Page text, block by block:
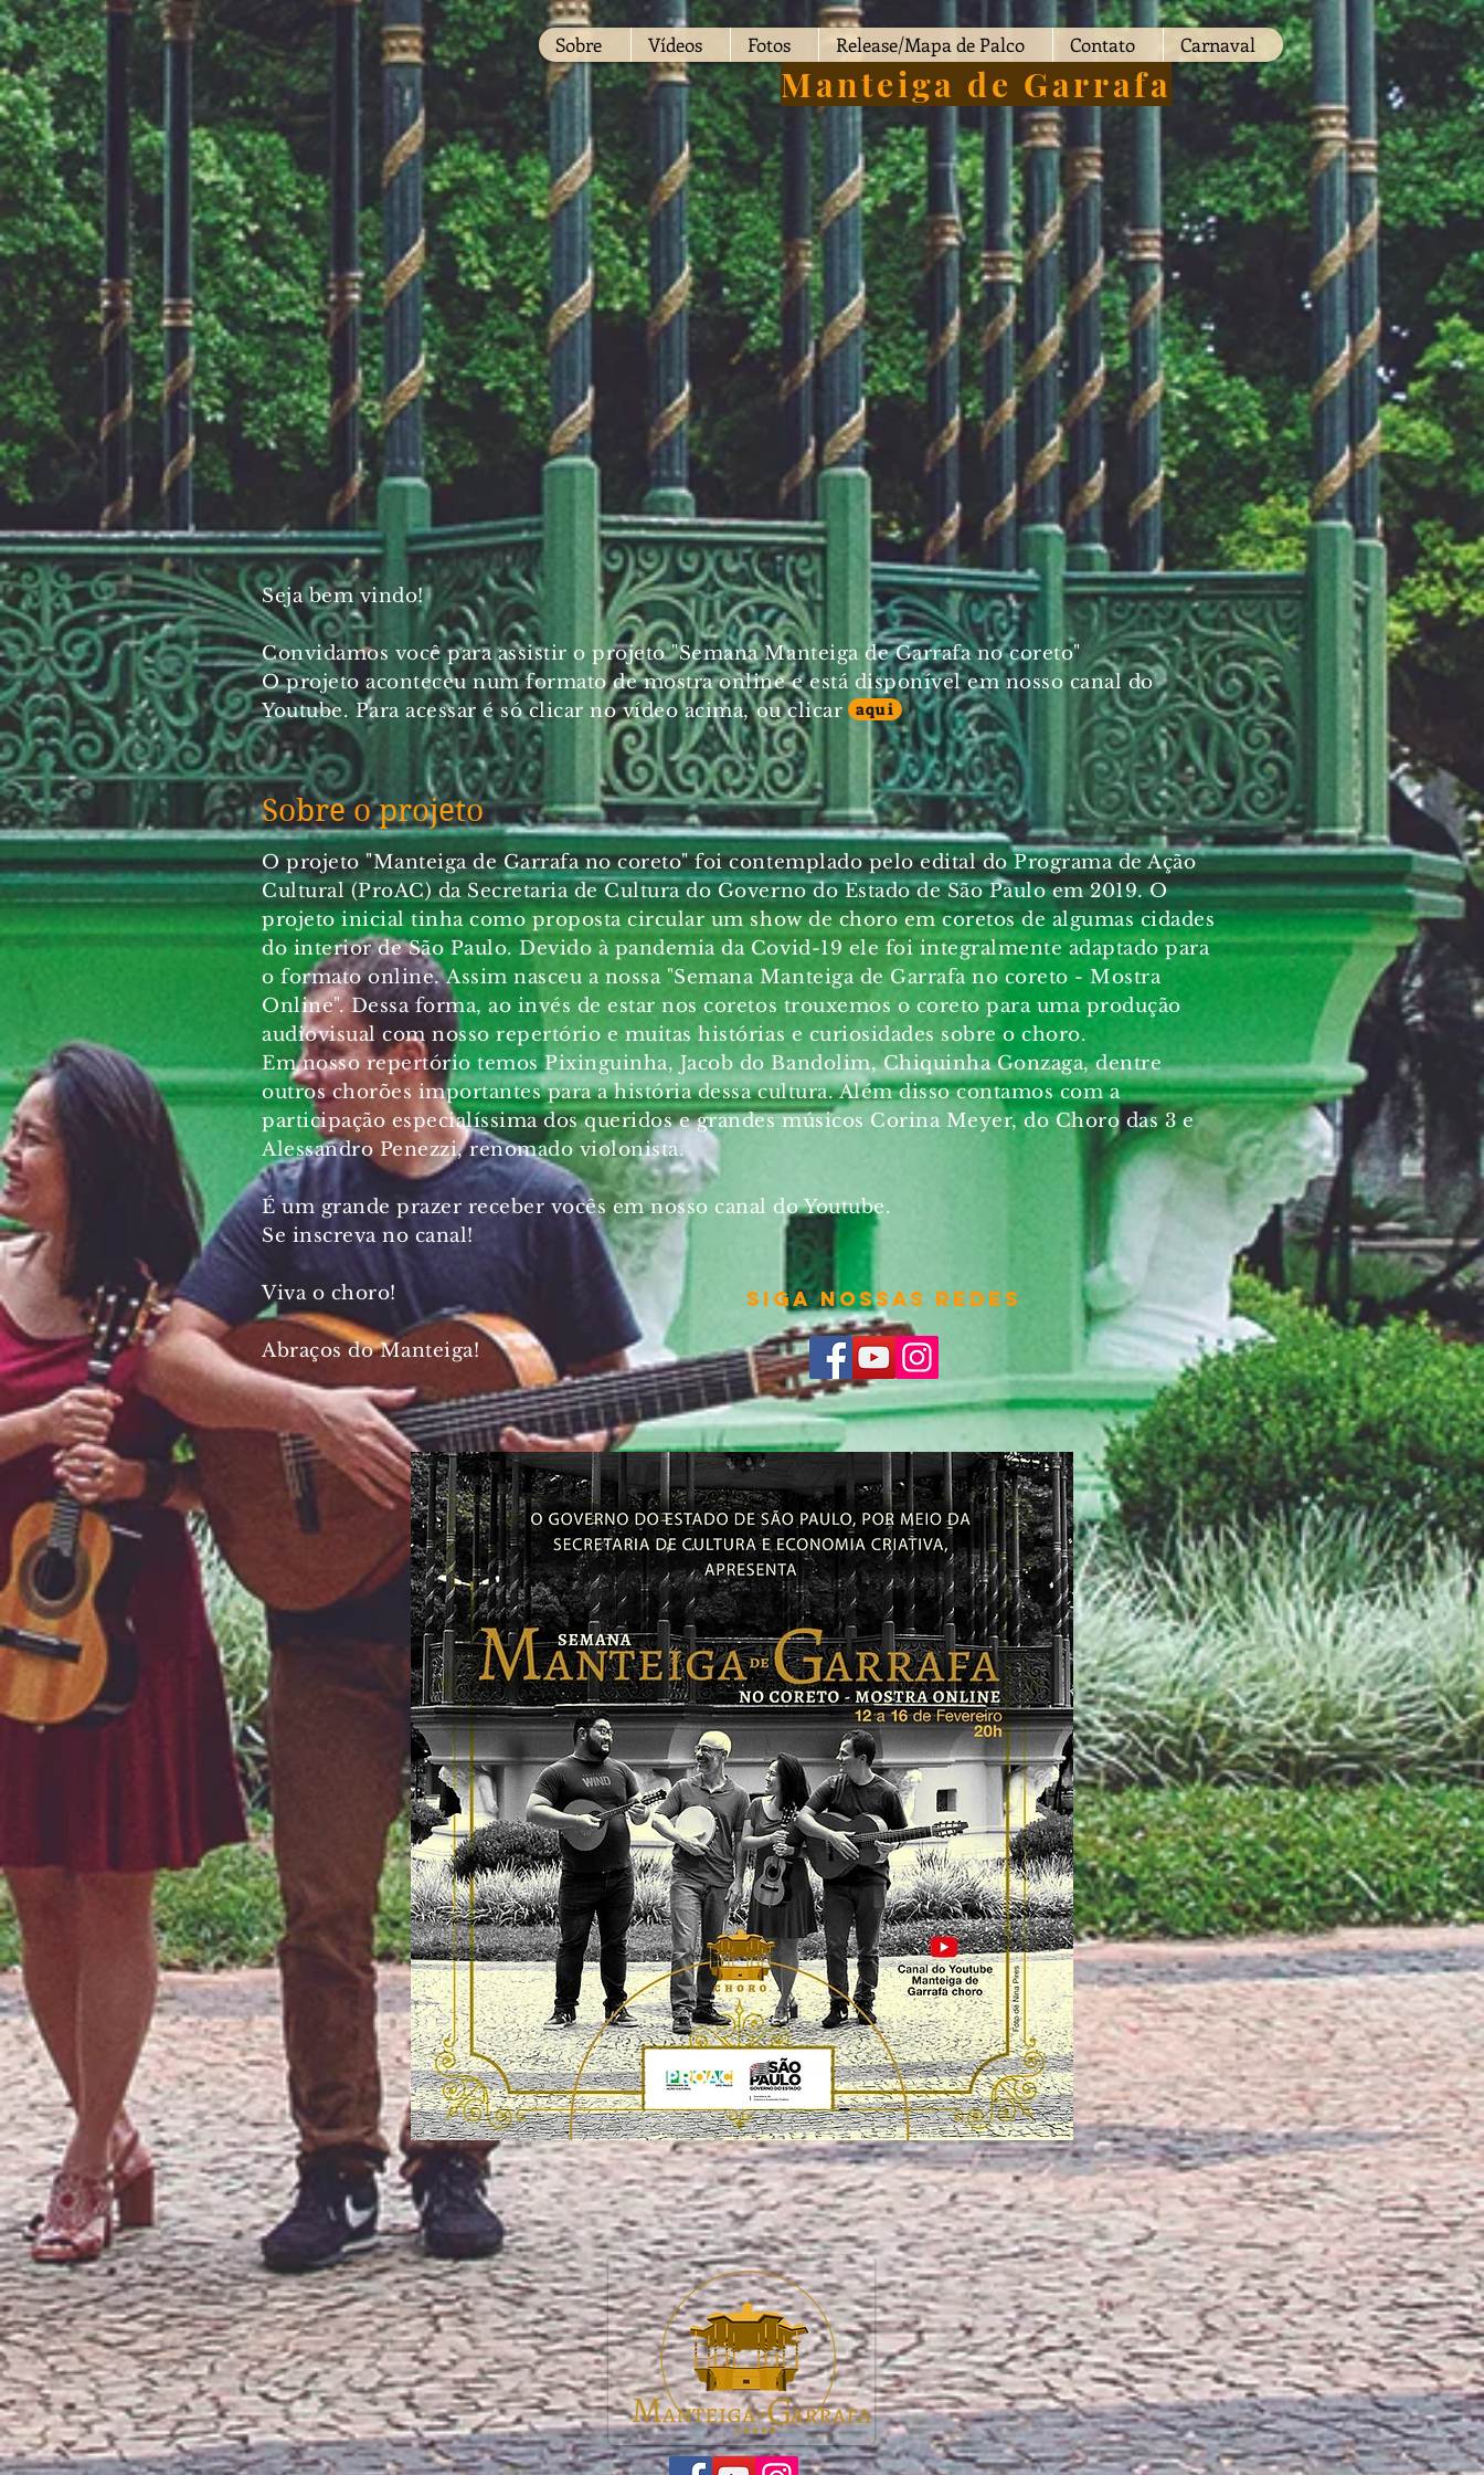
Sobre Vídeos Fotos Release/Mapa de Palco Contato Carnaval
Manteiga de Garrafa
Seja bem vindo!
Convidamos você para assistir o projeto "Semana Manteiga de Garrafa no coreto"
O projeto aconteceu num formato de mostra online e está disponível em nosso canal do
Youtube. Para acessar é só clicar no vídeo acima, ou clicar
aqui
Sobre o projeto
O projeto "Manteiga de Garrafa no coreto" foi contemplado pelo edital do Programa de Ação
Cultural (ProAC) da Secretaria de Cultura do Governo do Estado de São Paulo em 2019. O
projeto inicial tinha como proposta circular um show de choro em coretos de algumas cidades
do interior de São Paulo. Devido à pandemia da Covid-19 ele foi integralmente adaptado para
o formato online.Assim nasceu a nossa "Semana Manteiga de Garrafa no coreto - Mostra
Online". Dessa forma, ao invés de estar nos coretos trouxemos o coreto para uma produção
audiovisual com nosso repertório e muitas histórias e curiosidades sobre o choro.
Em nosso repertório temos Pixinguinha, Jacob do Bandolim, Chiquinha Gonzaga, dentre
outros chorões importantes para a história dessa cultura. Além disso contamos com a
participação especialíssima dos queridos e grandes músicos Corina Meyer, do Choro das 3 e
Alessandro Penezzi, renomado violonista.
É um grande prazer receber vocês em nosso canal do Youtube.
Se inscreva no canal!
Viva o choro!
Abraços do Manteiga!
Siga nossas redes